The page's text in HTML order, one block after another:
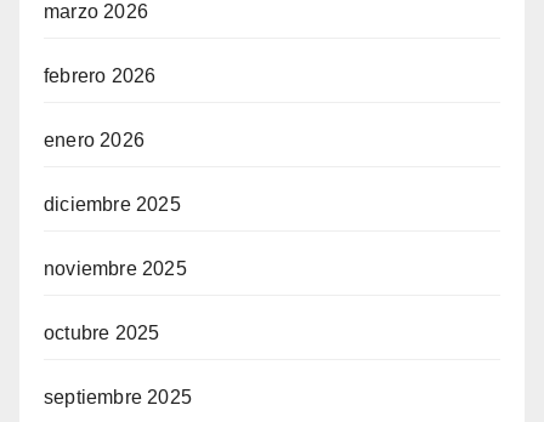
marzo 2026
febrero 2026
enero 2026
diciembre 2025
noviembre 2025
octubre 2025
septiembre 2025